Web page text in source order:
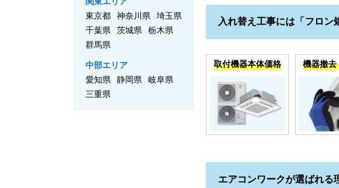
入れ替え工事には「フロン
取付機器本体価格 機器撤去
エアコンワークが選ばれる
東京都
神奈川県
埼玉県
千葉県
茨城県
栃木県
群馬県
中部エリア
愛知県
静岡県
岐阜県
三重県